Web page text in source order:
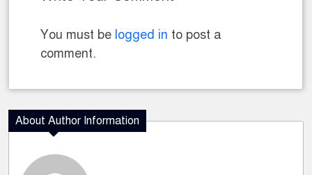
You must be logged in to post a
comment.
About Author Information